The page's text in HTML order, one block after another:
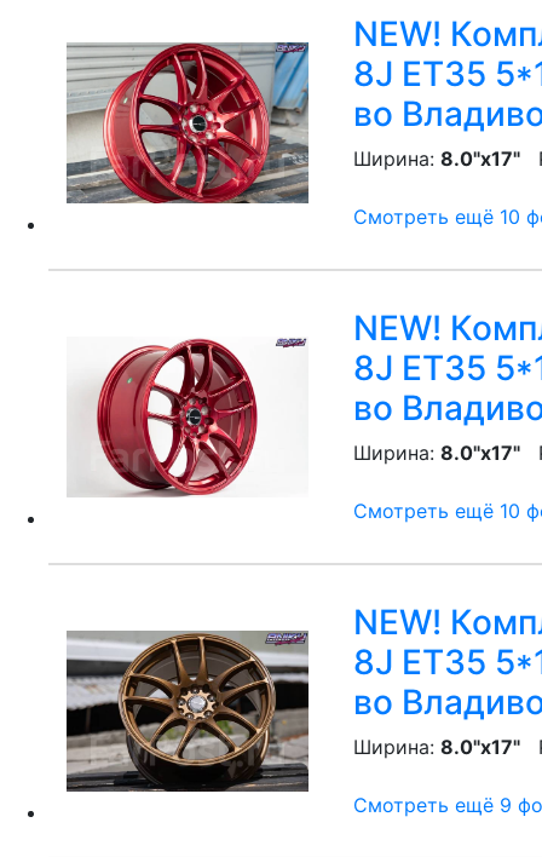
NEW!
8J ET35
во
Ширина: 8.0"x17"
Смотреть ещё 10
NEW!
8J ET35
во
Ширина: 8.0"x17"
Смотреть ещё 10
NEW!
8J ET35
во
Ширина: 8.0"x17"
Смотреть ещё 9